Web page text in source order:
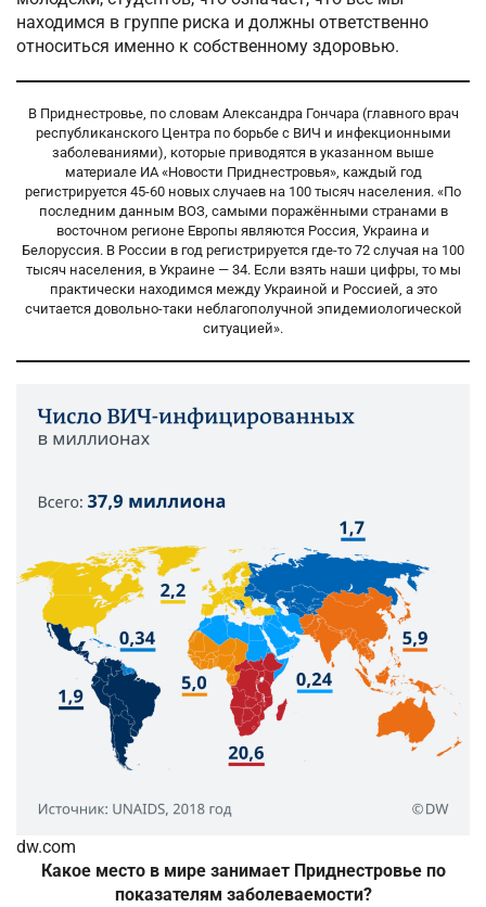
находимся в группе риска и должны ответственно
относиться именно к собственному здоровью.
В Приднестровье, по словам Александра Гончара (главного врач
республиканского Центра по борьбе с ВИЧ и инфекционными
заболеваниями), которые приводятся в указанном выше
материале ИА «Новости Приднестровья», каждый год
регистрируется 45-60 новых случаев на 100 тысяч населения. «По
последним данным ВОЗ, самыми поражёнными странами в
восточном регионе Европы являются Россия, Украина и
Белоруссия. В России в год регистрируется где-то 72 случая на 100
тысяч населения, в Украине — 34. Если взять наши цифры, то мы
практически находимся между Украиной и Россией, а это
считается довольно-таки неблагополучной эпидемиологической
ситуацией».
dw.com
Какое место в мире занимает Приднестровье по
показателям заболеваемости?